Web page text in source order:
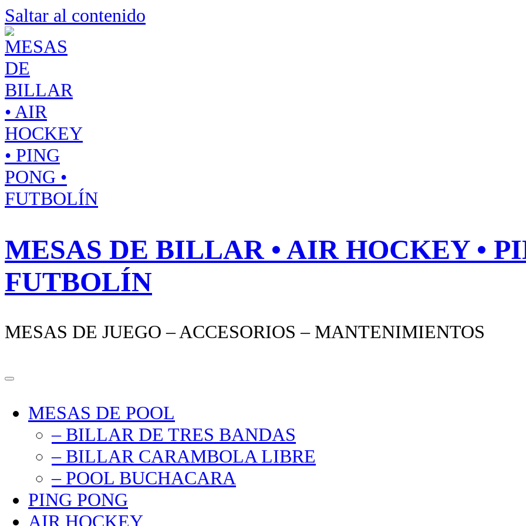
Saltar al contenido
MESAS DE BILLAR • AIR HOCKEY •
FUTBOLÍN
MESAS DE JUEGO – ACCESORIOS – MANTENIMIENTOS
MESAS DE POOL
– BILLAR DE TRES BANDAS
– BILLAR CARAMBOLA LIBRE
– POOL BUCHACARA
PING PONG
AIR HOCKEY